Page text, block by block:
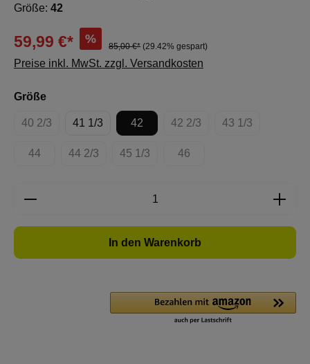
Größe: 42
59,99 €* %
85,00 €* (29.42% gespart)
Preise inkl. MwSt. zzgl. Versandkosten
Größeauswählen
40 2/3
(Diese Option ist zurzeit nicht verfügbar.)
41 1/3 42 42 2/3
(Diese Option ist zurzeit
43 1/3
(Diese Option
44
(Diese Option ist zurzeit nicht verfügbar.)
44 2/3
(Diese Option ist zurzeit nicht verfügbar.)
45 1/3
(Diese Option ist zurzeit nicht
46
(Diese Option ist zurzeit
Produkt Anzahl: Gib den gewünschten
In den Warenkorb